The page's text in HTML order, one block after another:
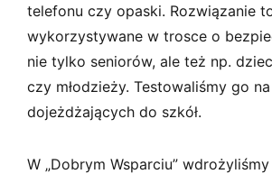
telefonu czy opaski. Rozwiązanie
wykorzystywane w trosce o
nie tylko seniorów, ale też np.
czy młodzieży. Testowaliśmy go
dojeżdżających do szkół.
W „Dobrym Wsparciu”